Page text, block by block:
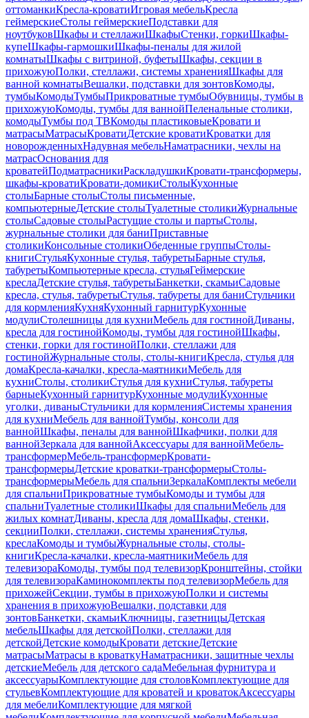
оттоманкиКресла-кроватиИгровая мебельКресла
геймерскиеСтолы геймерскиеПодставки для
ноутбуковШкафы и стеллажиШкафыСтенки, горкиШкафы-
купеШкафы-гармошкиШкафы-пеналы для жилой
комнатыШкафы с витриной, буфетыШкафы, секции в
прихожуюПолки, стеллажи, системы храненияШкафы для
ванной комнатыВешалки, подставки для зонтовКомоды,
тумбыКомодыТумбыПрикроватные тумбыОбувницы, тумбы в
прихожуюКомоды, тумбы для ваннойПеленальные столики,
комодыТумбы под ТВКомоды пластиковыеКровати и
матрасыМатрасыКроватиДетские кроватиКроватки для
новорожденныхНадувная мебельНаматрасники, чехлы на
матрасОснования для
кроватейПодматрасникиРаскладушкиКровати-трансформеры,
шкафы-кроватиКровати-домикиСтолыКухонные
столыБарные столыСтолы письменные,
компьютерныеДетские столыТуалетные столикиЖурнальные
столыСадовые столыРастущие столы и партыСтолы,
журнальные столики для баниПриставные
столикиКонсольные столикиОбеденные группыСтолы-
книгиСтульяКухонные стулья, табуретыБарные стулья,
табуретыКомпьютерные кресла, стульяГеймерские
креслаДетские стулья, табуретыБанкетки, скамьиСадовые
кресла, стулья, табуретыСтулья, табуреты для баниСтульчики
для кормленияКухняКухонный гарнитурКухонные
модулиСтолешницы для кухниМебель для гостинойДиваны,
кресла для гостинойКомоды, тумбы для гостинойШкафы,
стенки, горки для гостинойПолки, стеллажи для
гостинойЖурнальные столы, столы-книгиКресла, стулья для
домаКресла-качалки, кресла-маятникиМебель для
кухниСтолы, столикиСтулья для кухниСтулья, табуреты
барныеКухонный гарнитурКухонные модулиКухонные
уголки, диваныСтульчики для кормленияСистемы хранения
для кухниМебель для ваннойТумбы, консоли для
ваннойШкафы, пеналы для ваннойШкафчики, полки для
ваннойЗеркала для ваннойАксессуары для ваннойМебель-
трансформерМебель-трансформерКровати-
трансформерыДетские кроватки-трансформерыСтолы-
трансформерыМебель для спальниЗеркалаКомплекты мебели
для спальниПрикроватные тумбыКомоды и тумбы для
спальниТуалетные столикиШкафы для спальниМебель для
жилых комнатДиваны, кресла для домаШкафы, стенки,
секцииПолки, стеллажи, системы храненияСтулья,
креслаКомоды и тумбыЖурнальные столы, столы-
книгиКресла-качалки, кресла-маятникиМебель для
телевизораКомоды, тумбы под телевизорКронштейны, стойки
для телевизораКаминокомплекты под телевизорМебель для
прихожейСекции, тумбы в прихожуюПолки и системы
хранения в прихожуюВешалки, подставки для
зонтовБанкетки, скамьиКлючницы, газетницыДетская
мебельШкафы для детскойПолки, стеллажи для
детскойДетские комодыКровати детскиеДетские
матрасыМатрасы в кроваткуНаматрасники, защитные чехлы
детскиеМебель для детского садаМебельная фурнитура и
аксессуарыКомплектующие для столовКомплектующие для
стульевКомплектующие для кроватей и кроватокАксессуары
для мебелиКомплектующие для мягкой